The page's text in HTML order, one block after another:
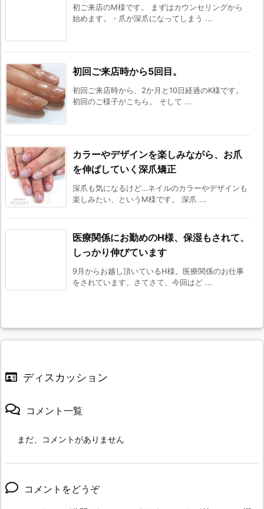
初ご来店のM様です。 まずはカウンセリングから
始めます。・爪が深爪になってしまう ...
初回ご来店時から5回目。
初回ご来店時から、2か月と10日経過のK様です。
初回のご様子がこちら。 そして ...
カラーやデザインを楽しみながら、お爪
を伸ばしていく深爪矯正
深爪も気になるけど…ネイルのカラーやデザインも
楽しみたい、というM様です。 深爪 ...
医療関係にお勤めのH様、保湿もされて、
しっかり伸びています
9月からお越し頂いているH様。医療関係のお仕事
をされています。さてさて、今回はど ...
ディスカッション
コメント一覧
まだ、コメントがありません
コメントをどうぞ